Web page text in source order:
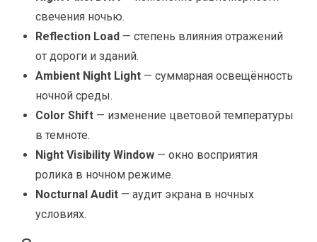
свечения ночью.
Reflection Load — степень влияния отражений
от дороги и зданий.
Ambient Night Light — суммарная освещённость
ночной среды.
Color Shift — изменение цветовой температуры
в темноте.
Night Visibility Window — окно восприятия
ролика в ночном режиме.
Nocturnal Audit — аудит экрана в ночных
условиях.